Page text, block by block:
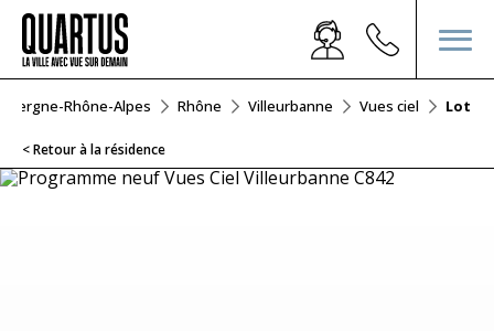
Rhône-Alpes Rhône Villeurbanne Vues ciel Lot
< Retour à la résidence